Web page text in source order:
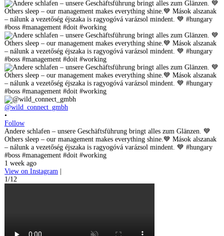
@wild_connect_gmbh
•
Follow
Andere schlafen – unsere Geschäftsführung bringt alles zum Glänzen. 💙
Others sleep – our management makes everything shine.💙 Mások alszanak
– nálunk a vezetőség éjszaka is ragyogóvá varázsol mindent. 💙 #hungary
#boss #management #doit #working
1 week ago
View on Instagram |
1/12